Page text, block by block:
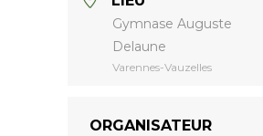
Gymnase Auguste
Delaune
Varennes-Vauzelles
ORGANISATEUR